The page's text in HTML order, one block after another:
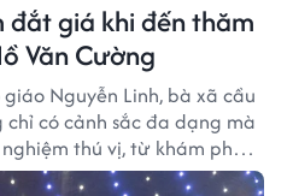
giá khi đến thăm
Văn Cường
Nguyễn Linh, bà xã cầu
chỉ có cảnh sắc đa dạng mà
thú vị, từ khám phá
đặc sản và tìm hiểu văn